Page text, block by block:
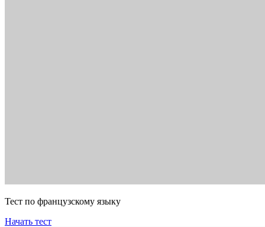
Тест по французскому языку
Начать тест